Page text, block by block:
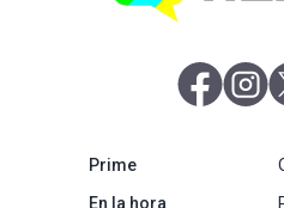
abre en
Primeabre en nueva
En la horaabre en nueva